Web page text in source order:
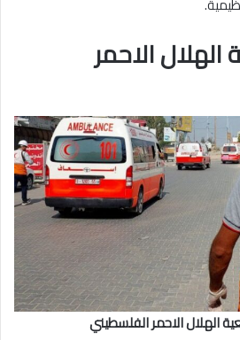
الهلال الاحمر
الهلال الاحمر الفلسطيني